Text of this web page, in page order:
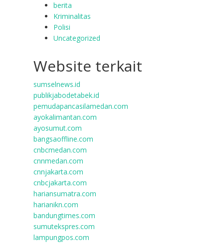
berita
Kriminalitas
Polisi
Uncategorized
Website terkait
sumselnews.id
publikjabodetabek.id
pemudapancasilamedan.com
ayokalimantan.com
ayosumut.com
bangsaoffline.com
cnbcmedan.com
cnnmedan.com
cnnjakarta.com
cnbcjakarta.com
hariansumatra.com
harianikn.com
bandungtimes.com
sumutekspres.com
lampungpos.com